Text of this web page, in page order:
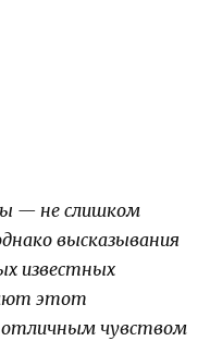
— не слишком
высказывания
известных
этот
отличным чувством